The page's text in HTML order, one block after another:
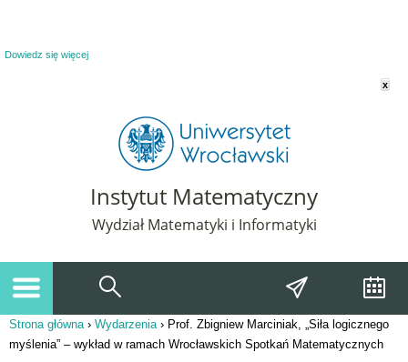
Dowiedz się więcej
x
Instytut Matematyczny
Wydział Matematyki i Informatyki
Jesteś tutaj
Strona główna› Wydarzenia› Prof. Zbigniew Marciniak, „Siła logicznego
myślenia” – wykład w ramach Wrocławskich Spotkań Matematycznych